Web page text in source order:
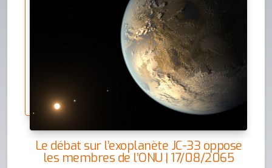
Le débat sur l’exoplanète JC-33 oppose
les membres de l’ONU | 17/08/2065